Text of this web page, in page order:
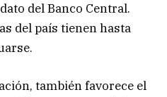
del Banco Central.
del país tienen hasta
también favorece el